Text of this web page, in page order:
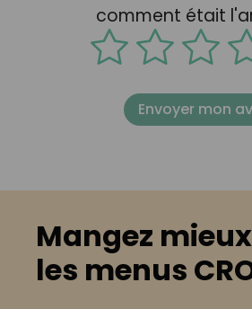
comment était
Envoyer mon
Mangez
les menus